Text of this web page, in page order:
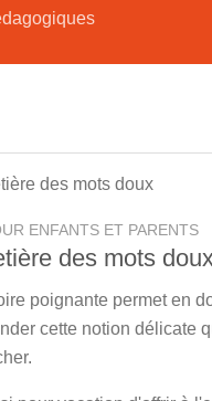
ENFANTS ET PARENTS
des mots
poignante permet en
cette notion délicate